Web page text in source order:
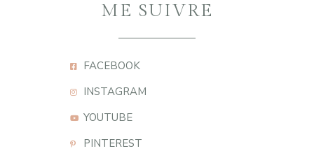
ME SUIVRE
FACEBOOK
INSTAGRAM
YOUTUBE
PINTEREST